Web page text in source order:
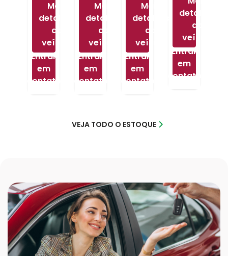
Mais
detalhes
do
veículo
Entrar
em
contato
detalhes
do
veículo
Entrar
em
contato
Mais
detalhes
do
veículo
Entrar
em
contato
Mais
detalhes
do
veículo
Entrar
em
contato
VEJA TODO O ESTOQUE